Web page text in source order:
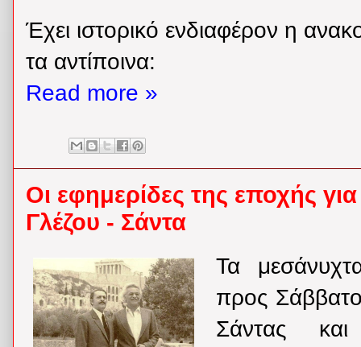
Έχει ιστορικό ενδιαφέρον η
τα αντίποινα:
Read more »
Οι εφημερίδες της εποχής
Γλέζου - Σάντα
Τα
προς
Σάντας